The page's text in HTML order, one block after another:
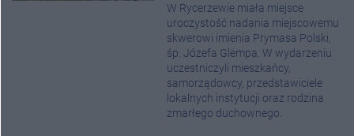
W Rycerzewie miała miejsce
uroczystość nadania miejscowemu
skwerowi imienia Prymasa Polski,
śp. Józefa Glempa. W wydarzeniu
uczestniczyli mieszkańcy,
samorządowcy, przedstawiciele
lokalnych instytucji oraz rodzina
zmarłego duchownego.